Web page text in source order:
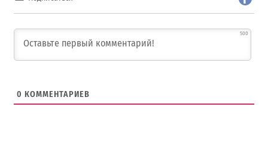
500
0 КОММЕНТАРИЕВ